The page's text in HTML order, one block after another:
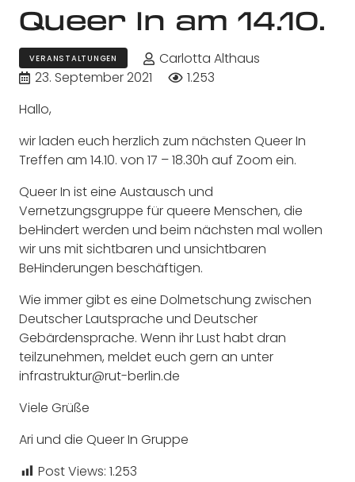
Queer In am 14.10.
VERANSTALTUNGEN
Carlotta Althaus
23. September 2021
1.253
Hallo,
wir laden euch herzlich zum nächsten Queer In
Treffen am 14.10. von 17 – 18.30h auf Zoom ein.
Queer In ist eine Austausch und
Vernetzungsgruppe für queere Menschen, die
beHindert werden und beim nächsten mal wollen
wir uns mit sichtbaren und unsichtbaren
BeHinderungen beschäftigen.
Wie immer gibt es eine Dolmetschung zwischen
Deutscher Lautsprache und Deutscher
Gebärdensprache. Wenn ihr Lust habt dran
teilzunehmen, meldet euch gern an unter
infrastruktur@rut-berlin.de
Viele Grüße
Ari und die Queer In Gruppe
Post Views: 1.253